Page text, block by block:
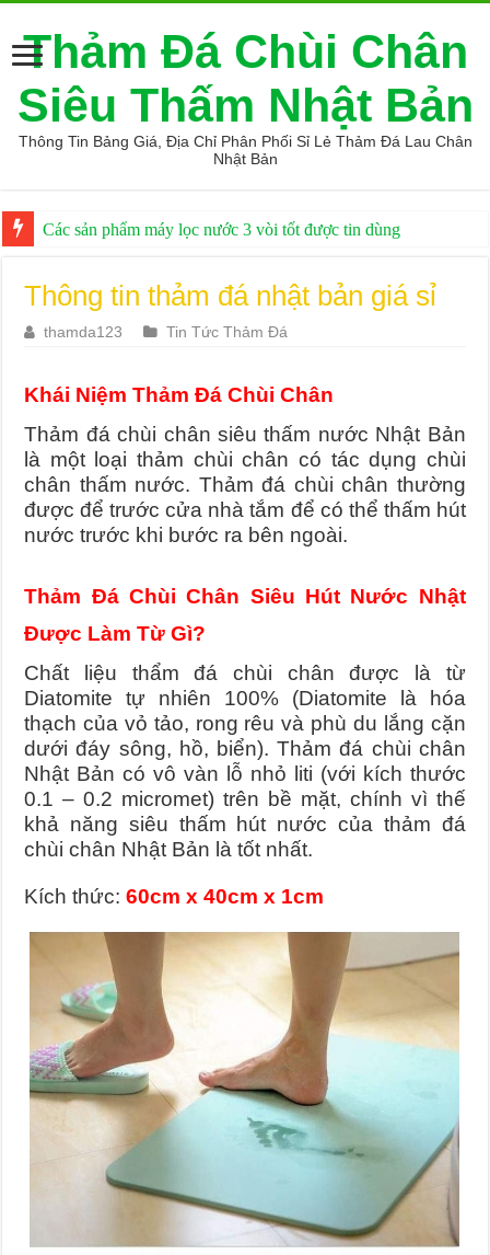
Thảm Đá Chùi Chân
Siêu Thấm Nhật Bản
Thông Tin Bảng Giá, Địa Chỉ Phân Phối Sỉ Lẻ Thảm Đá Lau Chân
Nhật Bản
Các sản phẩm máy lọc nước 3 vòi tốt được tin dùng
thảm đá xịn đến từ nhật bản giá tốt
Thông tin thảm đá nhật bản giá sỉ
thamda123 Tin Tức Thảm Đá
Khái Niệm Thảm Đá Chùi Chân
Thảm đá chùi chân siêu thấm nước Nhật Bản
là một loại thảm chùi chân có tác dụng chùi
chân thấm nước. Thảm đá chùi chân thường
được để trước cửa nhà tắm để có thể thấm hút
nước trước khi bước ra bên ngoài.
Thảm Đá Chùi Chân Siêu Hút Nước Nhật
Được Làm Từ Gì?
Chất liệu thẩm đá chùi chân được là từ
Diatomite tự nhiên 100% (Diatomite là hóa
thạch của vỏ tảo, rong rêu và phù du lắng cặn
dưới đáy sông, hồ, biển).Thảm đá chùi chân
Nhật Bản có vô vàn lỗ nhỏ liti (với kích thước
0.1 – 0.2 micromet) trên bề mặt, chính vì thế
khả năng siêu thấm hút nước của thảm đá
chùi chân Nhật Bản là tốt nhất.
Kích thức:60cm x 40cm x 1cm